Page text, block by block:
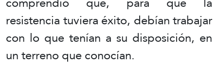
resistencia tuviera éxito, debían trabajar
con lo que tenían a su disposición, en
un terreno que conocían.